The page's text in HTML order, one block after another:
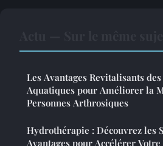
Les Avantages Revitalisants
Aquatiques pour Améliorer la
Personnes Arthrosiques
Hydrothérapie : Découvrez les
Avantages pour Accélérer